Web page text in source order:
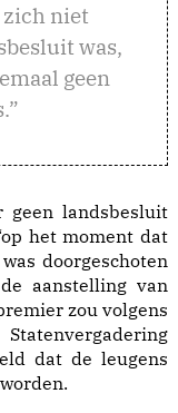
niet
was,
geen
geen landsbesluit
het moment dat
doorgeschoten
aanstelling van
zou volgens
dat de leugens